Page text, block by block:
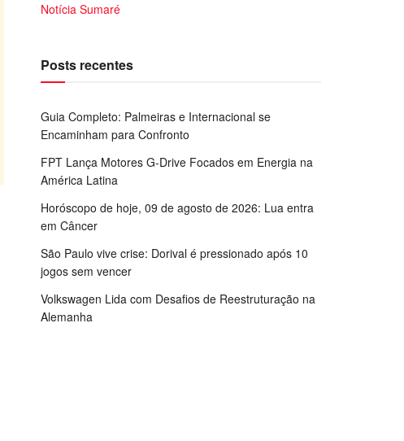
Notícia Sumaré
Posts recentes
Guia Completo: Palmeiras e Internacional se
Encaminham para Confronto
FPT Lança Motores G-Drive Focados em Energia na
América Latina
Horóscopo de hoje, 09 de agosto de 2026: Lua entra
em Câncer
São Paulo vive crise: Dorival é pressionado após 10
jogos sem vencer
Volkswagen Lida com Desafios de Reestruturação na
Alemanha